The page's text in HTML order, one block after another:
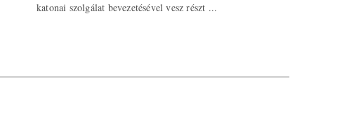
katonai szolgálat bevezetésével vesz részt ...